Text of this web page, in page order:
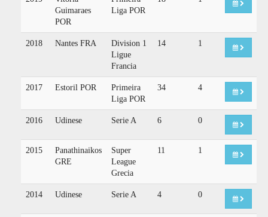
Guimaraes
POR
Liga POR
2018 Nantes FRA
Division 1
Ligue
Francia
14 1
2017 Estoril POR
Primeira
Liga POR
34 4
2016 Udinese Serie A 6 0
2015
Panathinaikos
GRE
Super
League
Grecia
11 1
2014 Udinese Serie A 4 0